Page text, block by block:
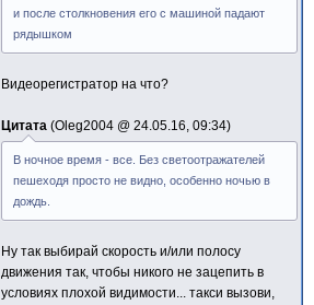
и после столкновения его с машиной падают
рядышком
Видеорегистратор на что?
Цитата Oleg2004 @ 24.05.16, 09:34
В ночное время - все. Без светоотражателей
пешеходя просто не видно, особенно ночью в
дождь.
Ну так выбирай скорость и/или полосу
движения так, чтобы никого не зацепить в
условиях плохой видимости... такси вызови,